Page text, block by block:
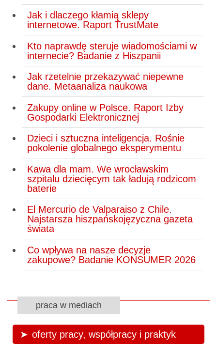
Jak i dlaczego kłamią sklepy
internetowe. Raport TrustMate
Kto naprawdę steruje wiadomościami w
internecie? Badanie z Hiszpanii
Jak rzetelnie przekazywać niepewne
dane. Metaanaliza naukowa
Zakupy online w Polsce. Raport Izby
Gospodarki Elektronicznej
Dzieci i sztuczna inteligencja. Rośnie
pokolenie globalnego eksperymentu
Kawa dla mam. We wrocławskim
szpitalu dziecięcym tak ładują rodzicom
baterie
El Mercurio de Valparaiso z Chile.
Najstarsza hiszpańskojęzyczna gazeta
świata
Co wpływa na nasze decyzje
zakupowe? Badanie KONSUMER 2026
praca w mediach
oferty pracy, współpracy i praktyk